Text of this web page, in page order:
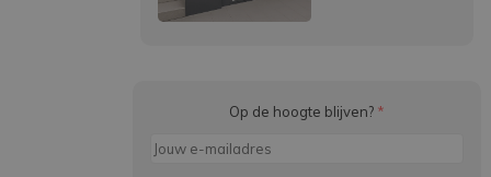
Op de hoogte blijven? *